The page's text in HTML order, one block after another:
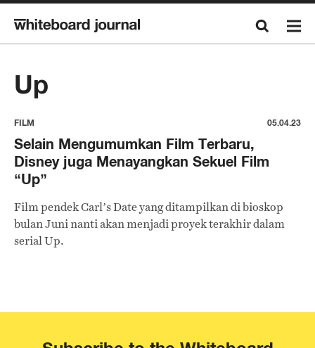
Up
FILM 05.04.23
Selain Mengumumkan Film Terbaru,
Disney juga Menayangkan Sekuel Film
“Up”
Film pendek Carl’s Date yang ditampilkan di bioskop
bulan Juni nanti akan menjadi proyek terakhir dalam
serial Up.